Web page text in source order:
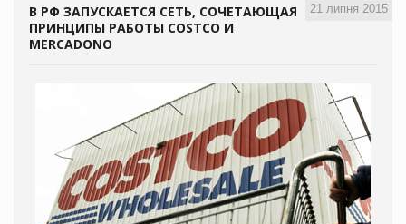
21 липня 2015
В РФ ЗАПУСКАЕТСЯ СЕТЬ, СОЧЕТАЮЩАЯ
ПРИНЦИПЫ РАБОТЫ COSTCO И
MERCADONO